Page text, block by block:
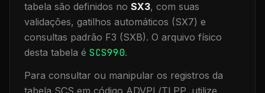
tabela são definidos no SX3, com suas
validações, gatilhos automáticos (SX7) e
consultas padrão F3 (SXB). O arquivo físico
desta tabela é SCS990.
Para consultar ou manipular os registros da
tabela SCS em código ADVPL/TLPP, utilize